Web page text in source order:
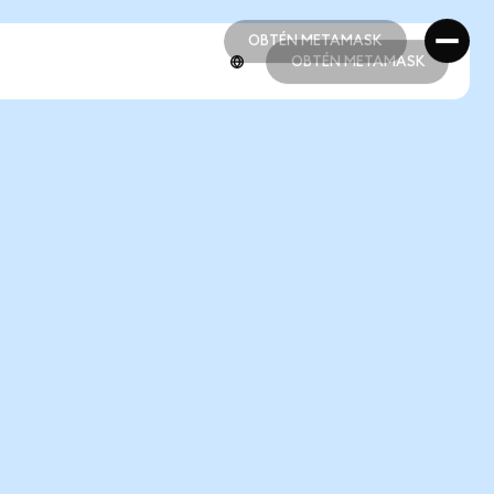
OBTÉN METAMASK
OBTÉN METAMASK
OBTÉN METAMASK